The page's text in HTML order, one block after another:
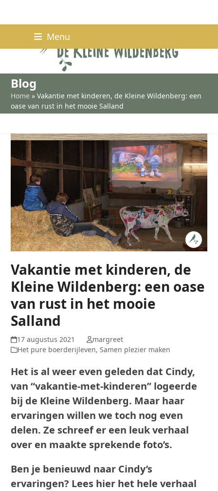
Menu
Blog
Home »Vakantie met kinderen, de Kleine Wildenberg: een
oase van rust in het mooie Salland
Vakantie met kinderen, de
Kleine Wildenberg: een oase
van rust in het mooie
Salland
17 augustus 2021
margreet
Het pure boerderijleven,Samen plezier maken
Het is al weer even geleden dat Cindy,
van “vakantie-met-kinderen” logeerde
bij de Kleine Wildenberg. Maar haar
ervaringen willen we toch nog even
delen. Ze schreef er een leuk verhaal
over en maakte sprekende foto’s.
Ben je benieuwd naar Cindy’s
ervaringen? Lees hier het hele verhaal